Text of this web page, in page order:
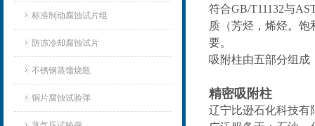
标准制动腐蚀试片组
防冻冷却腐蚀试片
不锈钢蒸馏烧瓶
铜片腐蚀试验弹
符合GB/T11132与
质（芳烃，烯烃。
要。
吸附柱由五部分组
精密吸附柱
辽宁比逊石化科技有